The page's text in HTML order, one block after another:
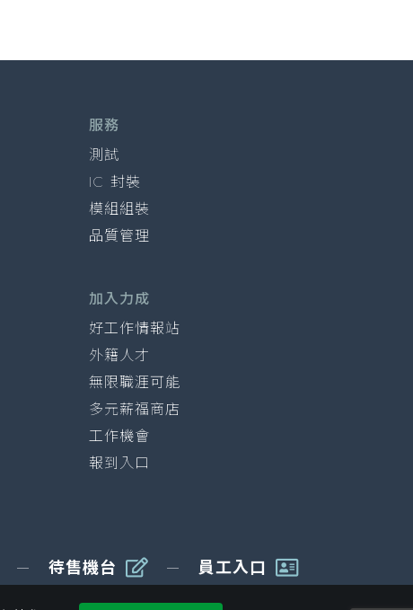
服務
測試
IC 封裝
模組組裝
品質管理
加入力成
好工作情報站
外籍人才
無限職涯可能
多元薪福商店
工作機會
報到入口
待售機台 員工入口